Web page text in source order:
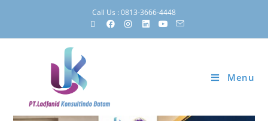
Call Us : 0813-3666-4448
Menu